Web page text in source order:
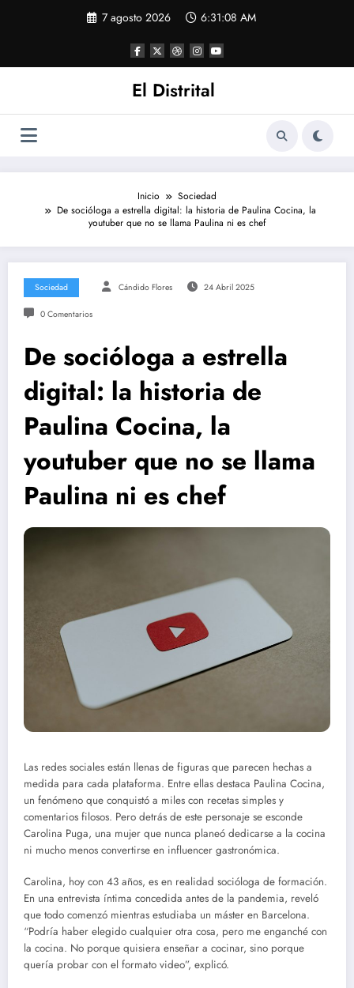
7 agosto 2026 6:31:08 AM
El Distrital
Inicio
Sociedad
De socióloga a estrella digital: la historia de Paulina Cocina, la
youtuber que no se llama Paulina ni es chef
Sociedad Cándido Flores 24 Abril 2025
0 Comentarios
De socióloga a estrella
digital: la historia de
Paulina Cocina, la
youtuber que no se llama
Paulina ni es chef
Las redes sociales están llenas de figuras que parecen hechas a
medida para cada plataforma. Entre ellas destaca Paulina Cocina,
un fenómeno que conquistó a miles con recetas simples y
comentarios filosos. Pero detrás de este personaje se esconde
Carolina Puga, una mujer que nunca planeó dedicarse a la cocina
ni mucho menos convertirse en influencer gastronómica.
Carolina, hoy con 43 años, es en realidad socióloga de formación.
En una entrevista íntima concedida antes de la pandemia, reveló
que todo comenzó mientras estudiaba un máster en Barcelona.
“Podría haber elegido cualquier otra cosa, pero me enganché con
la cocina. No porque quisiera enseñar a cocinar, sino porque
quería probar con el formato video”, explicó.